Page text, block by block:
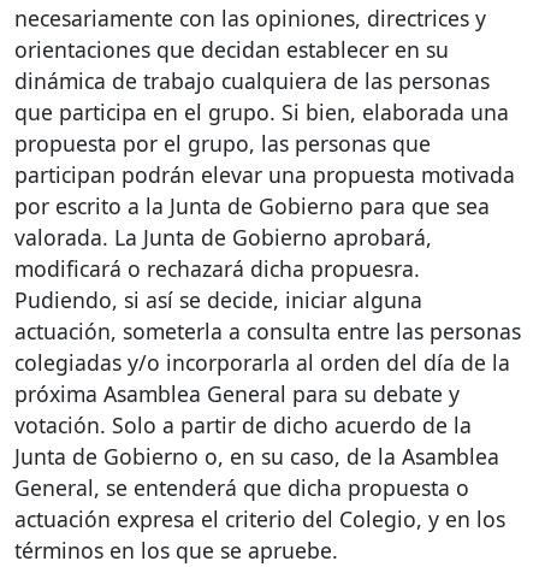
necesariamente con las opiniones, directrices y
orientaciones que decidan establecer en su
dinámica de trabajo cualquiera de las personas
que participa en el grupo. Si bien, elaborada una
propuesta por el grupo, las personas que
participan podrán elevar una propuesta motivada
por escrito a la Junta de Gobierno para que sea
valorada. La Junta de Gobierno aprobará,
modificará o rechazará dicha propuesra.
Pudiendo, si así se decide, iniciar alguna
actuación, someterla a consulta entre las personas
colegiadas y/o incorporarla al orden del día de la
próxima Asamblea General para su debate y
votación. Solo a partir de dicho acuerdo de la
Junta de Gobierno o, en su caso, de la Asamblea
General, se entenderá que dicha propuesta o
actuación expresa el criterio del Colegio, y en los
términos en los que se apruebe.